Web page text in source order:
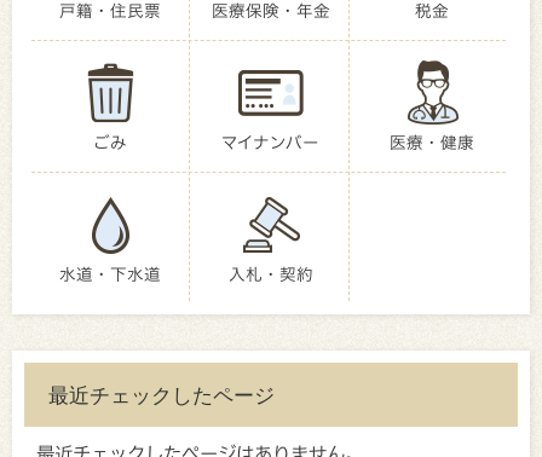
戸籍・住民票 医療保険・年金 税金
ごみ マイナンバー 医療・健康
水道・下水道 入札・契約
最近チェックしたページ